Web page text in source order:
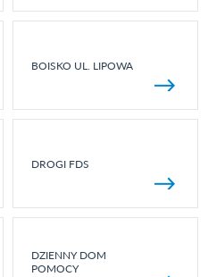
BOISKO UL. LIPOWA
DROGI FDS
DZIENNY DOM
POMOCY